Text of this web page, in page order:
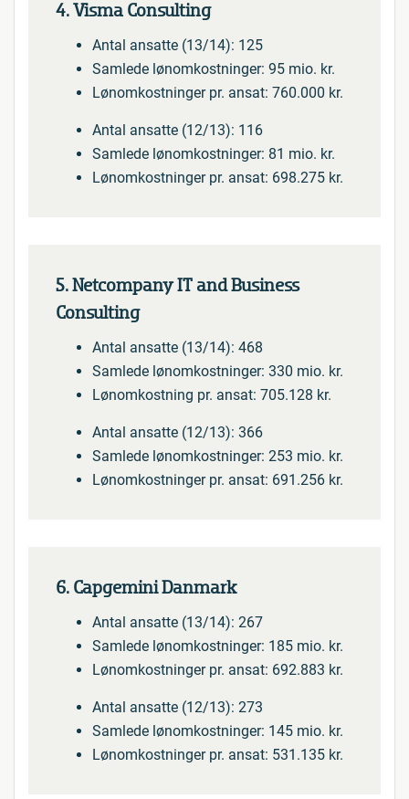
4. Visma Consulting
Antal ansatte (13/14): 125
Samlede lønomkostninger: 95 mio. kr.
Lønomkostninger pr. ansat: 760.000 kr.
Antal ansatte (12/13): 116
Samlede lønomkostninger: 81 mio. kr.
Lønomkostninger pr. ansat: 698.275 kr.
5. Netcompany IT and Business
Consulting
Antal ansatte (13/14): 468
Samlede lønomkostninger: 330 mio. kr.
Lønomkostning pr. ansat: 705.128 kr.
Antal ansatte (12/13): 366
Samlede lønomkostninger: 253 mio. kr.
Lønomkostninger pr. ansat: 691.256 kr.
6. Capgemini Danmark
Antal ansatte (13/14): 267
Samlede lønomkostninger: 185 mio. kr.
Lønomkostninger pr. ansat: 692.883 kr.
Antal ansatte (12/13): 273
Samlede lønomkostninger: 145 mio. kr.
Lønomkostninger pr. ansat: 531.135 kr.